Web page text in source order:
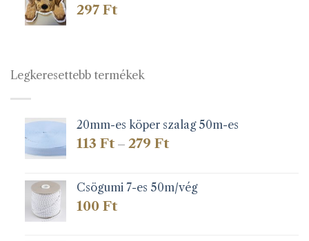
297 Ft
Legkeresettebb termékek
20mm-es köper szalag 50m-es
113 Ft – 279 FtÁrtartomány:
279 Ft
Csögumi 7-es 50m/vég
100 Ft